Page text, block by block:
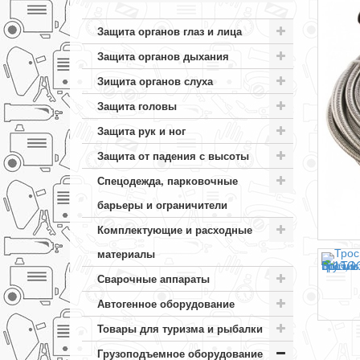
Защита органов глаз и лица
Защита органов дыхания
Зищита органов слуха
Защита головы
Защита рук и ног
Защита от падения с высоты
Спецодежда, парковочные
барьеры и ограничители
Комплектующие и расходные
материалы
Сварочные аппараты
Автогенное оборудование
Товары для туризма и рыбалки
Грузоподъемное оборудование